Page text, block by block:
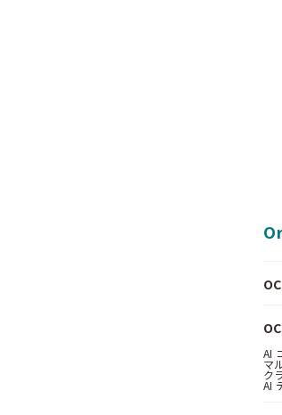
AI
マ
ク
AI